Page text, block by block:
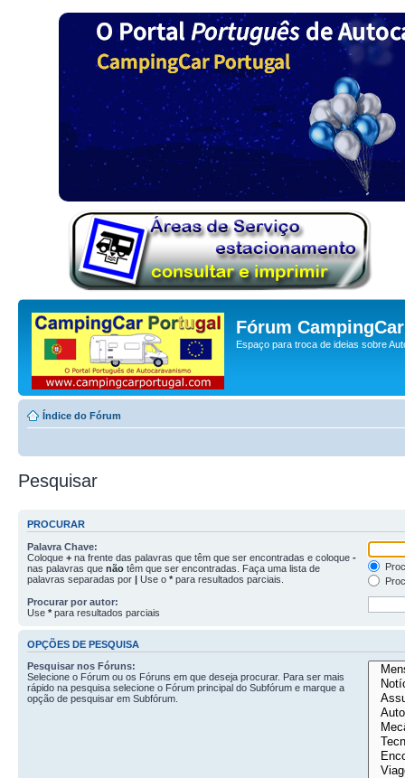
Fórum
Espaço para troca de ideias sobre
Índice do Fórum
Pesquisar
PROCURAR
Palavra Chave:
Coloque + na frente das palavras que têm que ser encontradas e coloque -
nas palavras que não têm que ser encontradas. Faça uma lista de
palavras separadas por | Use o * para resultados parciais.
Procurar por autor:
Use * para resultados parciais
OPÇÕES DE PESQUISA
Pesquisar nos Fóruns:
Selecione o Fórum ou os Fóruns em que deseja procurar. Para ser mais
rápido na pesquisa selecione o Fórum principal do Subfórum e marque a
opção de pesquisar em Subfórum.